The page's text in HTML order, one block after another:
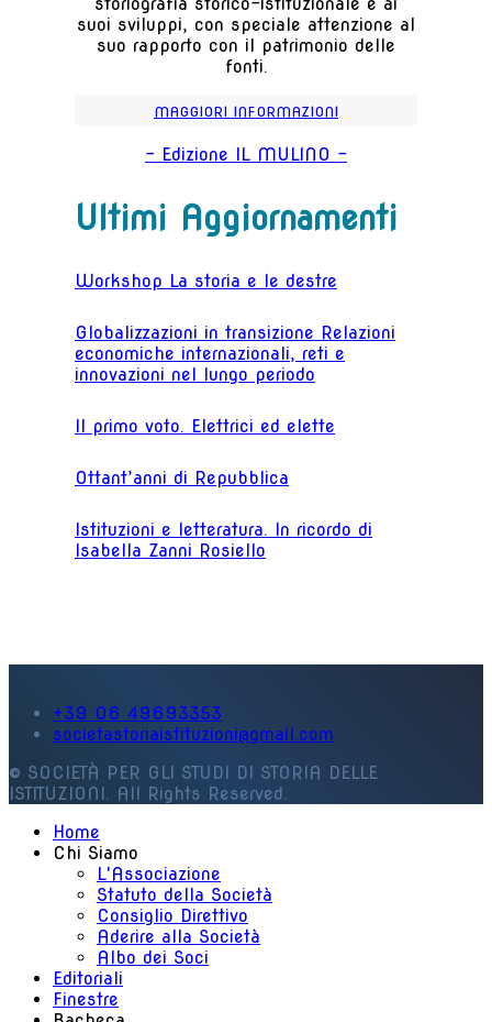
storiografia storico-istituzionale e ai
suoi sviluppi, con speciale attenzione al
suo rapporto con il patrimonio delle
fonti.
MAGGIORI INFORMAZIONI
- Edizione IL MULINO -
Ultimi Aggiornamenti
Workshop La storia e le destre
Globalizzazioni in transizione Relazioni
economiche internazionali, reti e
innovazioni nel lungo periodo
Il primo voto. Elettrici ed elette
Ottant’anni di Repubblica
Istituzioni e letteratura. In ricordo di
Isabella Zanni Rosiello
+39 06 49693353
societastoriaistituzioni@gmail.com
© SOCIETÀ PER GLI STUDI DI STORIA DELLE
ISTITUZIONI. All Rights Reserved.
Home
Chi Siamo
L'Associazione
Statuto della Società
Consiglio Direttivo
Aderire alla Società
Albo dei Soci
Editoriali
Finestre